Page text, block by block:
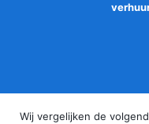
Wij vergelijken de